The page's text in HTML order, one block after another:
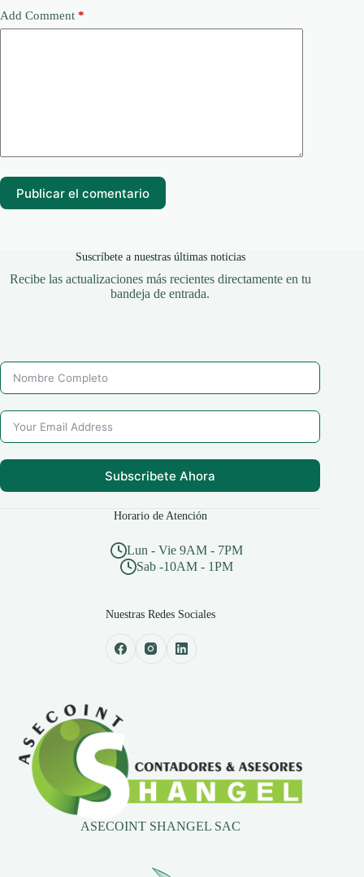
Add Comment *
Publicar el comentario
Suscríbete a nuestras últimas noticias
Recibe las actualizaciones más recientes directamente en tu
bandeja de entrada.
Subscribete Ahora
Horario de Atención
Lun - Vie 9AM - 7PM
Sab -10AM - 1PM
Nuestras Redes Sociales
ASECOINT SHANGEL SAC